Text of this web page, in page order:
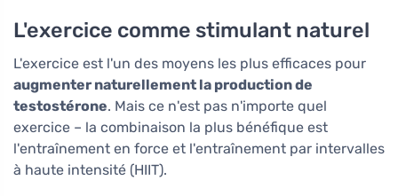
L'exercice comme stimulant naturel
L'exercice est l'un des moyens les plus efficaces pour
augmenter naturellement la production de
testostérone. Mais ce n'est pas n'importe quel
exercice – la combinaison la plus bénéfique est
l'entraînement en force et l'entraînement par intervalles
à haute intensité (HIIT).